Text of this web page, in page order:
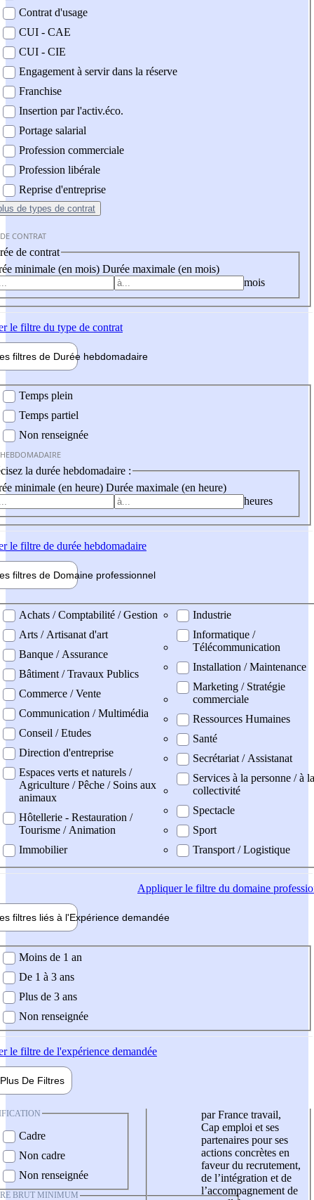
Contrat d'usage
CUI - CAE
CUI - CIE
Engagement à servir dans la réserve
Franchise
Insertion par l'activ.éco.
Portage salarial
Profession commerciale
Profession libérale
Reprise d'entreprise
de types de contrat
CONTRAT
de contrat
minimale (en mois) Durée maximale (en mois)
mois
le filtre du type de contrat
filtres de Durée hebdomadaire
Temps plein
Temps partiel
Non renseignée
la durée hebdomadaire :
minimale (en heure) Durée maximale (en heure)
heures
le filtre de durée hebdomadaire
filtres de Domaine professionnel
professionel
Achats / Comptabilité / Gestion
Arts / Artisanat d'art
Banque / Assurance
Bâtiment / Travaux Publics
Commerce / Vente
Communication / Multimédia
Conseil / Etudes
Direction d'entreprise
Espaces verts et naturels /
Agriculture / Pêche / Soins aux
animaux
Hôtellerie - Restauration /
Tourisme / Animation
Immobilier
Industrie
Informatique /
Télécommunication
Installation / Maintenance
Marketing / Stratégie
commerciale
Ressources Humaines
Santé
Secrétariat / Assistanat
Services à la personne / à la
collectivité
Spectacle
Sport
Transport / Logistique
Appliquerle filtre du domaine
filtres liés à l'Expérience demandée
demandée
Moins de 1 an
De 1 à 3 ans
Plus de 3 ans
Non renseignée
le filtre de l'expérience demandée
Plus De Filtres
Cadre
Non cadre
Non renseignée
BRUT MINIMUM
par France travail,
Cap emploi et ses
partenaires pour ses
actions concrètes en
faveur du recrutement,
de l’intégration et de
l’accompagnement de